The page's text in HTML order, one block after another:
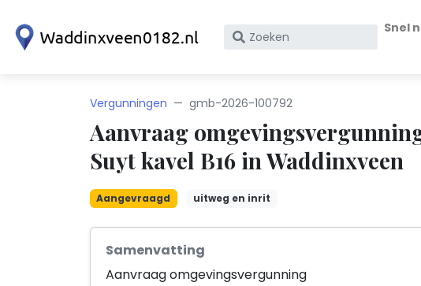
Zoek
of
nummer
Snel
Vergunningen gmb-2026-100792
Aanvraag
Suyt kavel B16 in Waddinxveen
Aangevraagd uitweg en inrit
Samenvatting
Aanvraag omgevingsvergunning